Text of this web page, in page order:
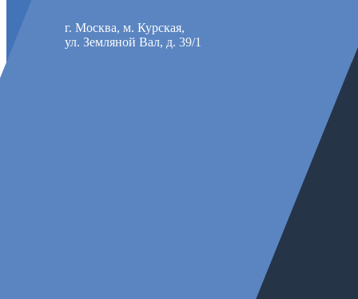
г. Москва, м. Курская,
ул. Земляной Вал, д. 39/1